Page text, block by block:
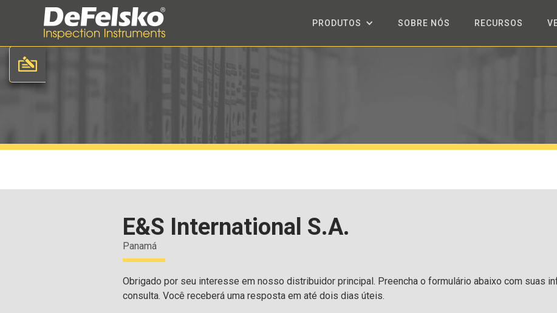
PRODUTOS SOBRE NÓS RECURSOS
E&S International S.A.
Panamá
Obrigado por seu interesse em nosso distribuidor principal. Preencha o formulário abaixo com suas
consulta. Você receberá uma resposta em até dois dias úteis.